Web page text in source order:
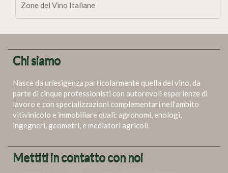
Zone del Vino Italiane
Chi siamo
Nasce da un'esigenza particolarmente quella del vino, da
parte di cinque professionisti con autorevoli esperienze di
lavoro e con specializzazioni complementari nell'ambito
vitivinicolo e immobiliare quali: agronomi, enologi,
ingegneri, geometri, e mediatori agricoli.
Mettiti in contatto con noi